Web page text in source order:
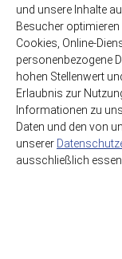
und unsere Inhalte
Besucher
Cookies, Online-
personenbezogene
hohen Stellenwert
Erlaubnis zur
Informationen zu
Daten und den von
unserer
ausschließlich